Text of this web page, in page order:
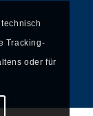
Tracking-
oder für